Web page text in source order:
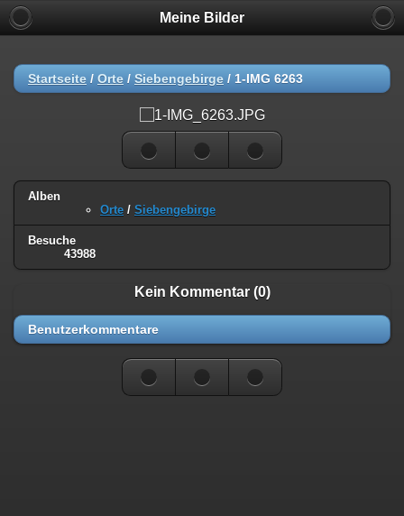
Meine Bilder
Startseite / Orte / Siebengebirge / 1-IMG 6263
Alben
Orte / Siebengebirge
Besuche
43988
Kein Kommentar (0)
Benutzerkommentare